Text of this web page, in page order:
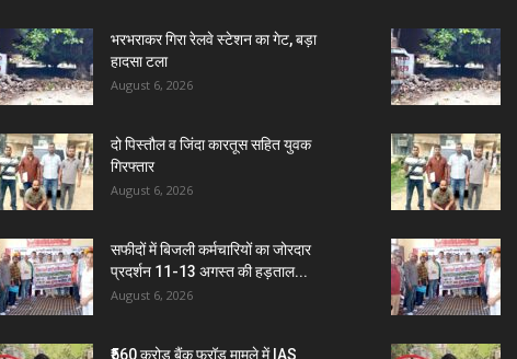
भरभराकर गिरा रेलवे स्टेशन का गेट, बड़ा
हादसा टला
August 6, 2026
दो पिस्तौल व जिंदा कारतूस सहित युवक
गिरफ्तार
August 6, 2026
सफीदों में बिजली कर्मचारियों का जोरदार
प्रदर्शन 11-13 अगस्त की हड़ताल...
August 6, 2026
₹560 करोड़ बैंक फ्रॉड मामले में IAS